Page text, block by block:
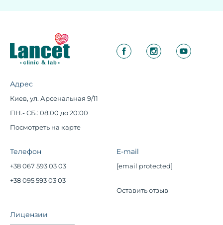
Адрес
Киев, ул. Арсенальная 9/11
ПН.- СБ.: 08:00 до 20:00
Посмотреть на карте
Телефон
+38 067 593 03 03
+38 095 593 03 03
E-mail
[email protected]
Оставить отзыв
Лицензии